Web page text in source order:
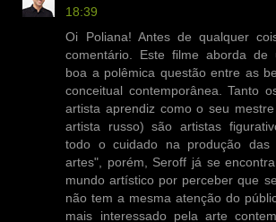
18:39
Oi Poliana! Antes de qualquer
comentário. Este filme aborda de
boa a polêmica questão entre as
conceitual contemporânea. Tanto
artista aprendiz como o seu
artista russo) são artistas
todo o cuidado na produção das
artes", porém, Seroff já se
mundo artístico por perceber que
não tem a mesma atenção do
mais interessado pela arte